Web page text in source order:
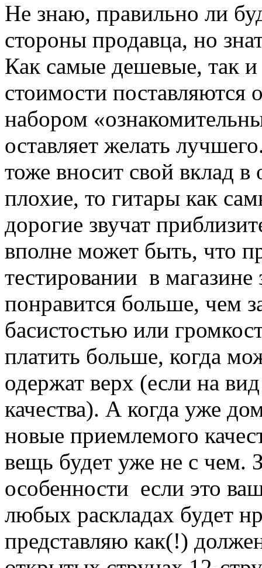
Не знаю, правильно ли
стороны продавца, но
Как самые дешевые, так
стоимости
набором
оставляет желать
тоже вносит свой вклад
плохие, то гитары как
дорогие звучат
вполне может быть, что
тестировании в магазине
понравится больше, чем
басистостью или
платить больше, когда
одержат верх (если на
качества). А когда уже
новые приемлемого
вещь будет уже не с чем.
особенности если это
любых раскладах будет
представляю как(!)